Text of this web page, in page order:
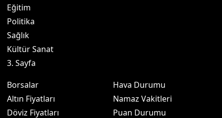
Eğitim
Politika
Sağlık
Kültür Sanat
3. Sayfa
Borsalar
Altın Fiyatları
Döviz Fiyatları
Hava Durumu
Namaz Vakitleri
Puan Durumu